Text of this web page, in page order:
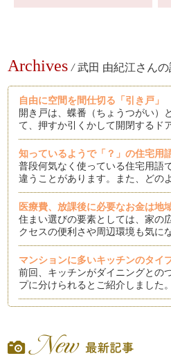
Archives / 武田 由紀江さん
自由に空間を間仕切る「引き戸」
開き戸は、蝶番（ちょうつがい）
て、押すか引くかして開閉するド
知っているようで「？」の住宅用
普段何気なく使っている住宅用語
違うことがあります。また、どの
医療費、放課後に必要なお金は地
住まい選びの要素としては、家の
クセスの便利さや周辺環境も気に
マンションに多いキッチンのタイ
前回、キッチンがダイニングとの
プに分けられるとご紹介しました
想のキッチンのイメージは広がる